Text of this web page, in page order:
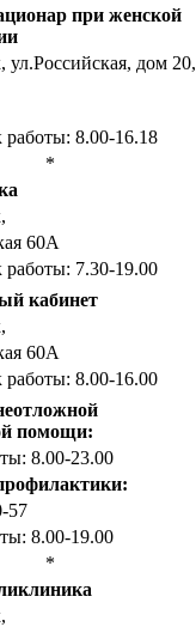
при женской
ул.Российская, дом 20,
работы: 8.00-16.18
*
60А
работы: 7.30-19.00
кабинет
60А
работы: 8.00-16.00
помощи:
8.00-23.00
57
8.00-19.00
*